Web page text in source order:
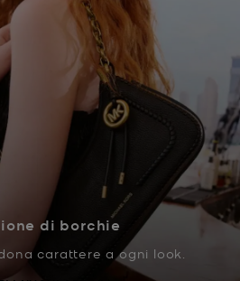
di borchie
carattere a ogni look.